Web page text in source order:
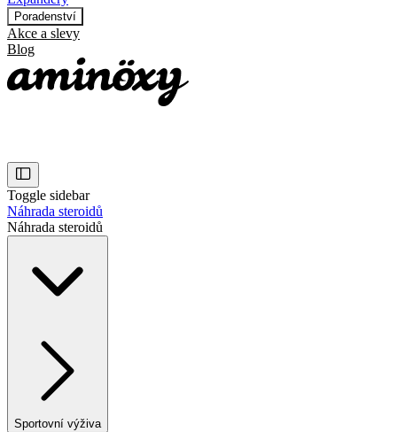
Poradenství
Akce a slevy
Blog
Toggle sidebar
Náhrada steroidů
Náhrada steroidů
Sportovní výživa